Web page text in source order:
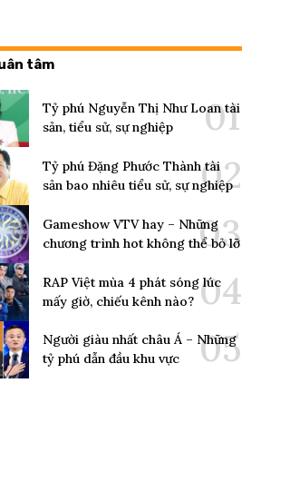
tâm
Tỷ phú Nguyễn Thị Như Loan tài
sản, tiểu sử, sự nghiệp
Tỷ phú Đặng Phước Thành tài
sản bao nhiêu tiểu sử, sự nghiệp
Gameshow VTV hay – Những
chương trình hot không thể bỏ lỡ
RAP Việt mùa 4 phát sóng lúc
mấy giờ, chiếu kênh nào?
Người giàu nhất châu Á – Những
tỷ phú dẫn đầu khu vực